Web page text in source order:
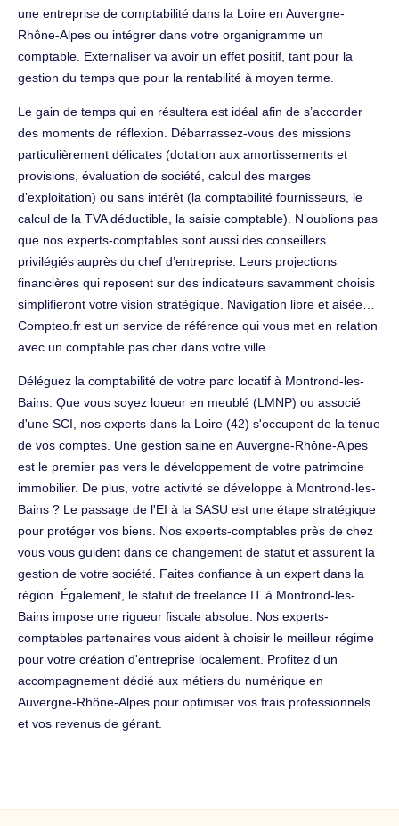
une entreprise de comptabilité dans la Loire en Auvergne-
Rhône-Alpes ou intégrer dans votre organigramme un
comptable. Externaliser va avoir un effet positif, tant pour la
gestion du temps que pour la rentabilité à moyen terme.
Le gain de temps qui en résultera est idéal afin de s’accorder
des moments de réflexion. Débarrassez-vous des missions
particulièrement délicates (dotation aux amortissements et
provisions, évaluation de société, calcul des marges
d’exploitation) ou sans intérêt (la comptabilité fournisseurs, le
calcul de la TVA déductible, la saisie comptable). N’oublions pas
que nos experts-comptables sont aussi des conseillers
privilégiés auprès du chef d’entreprise. Leurs projections
financières qui reposent sur des indicateurs savamment choisis
simplifieront votre vision stratégique. Navigation libre et aisée…
Compteo.fr est un service de référence qui vous met en relation
avec un comptable pas cher dans votre ville.
Déléguez la comptabilité de votre parc locatif à Montrond-les-
Bains. Que vous soyez loueur en meublé (LMNP) ou associé
d'une SCI, nos experts dans la Loire (42) s'occupent de la tenue
de vos comptes. Une gestion saine en Auvergne-Rhône-Alpes
est le premier pas vers le développement de votre patrimoine
immobilier. De plus, votre activité se développe à Montrond-les-
Bains ? Le passage de l'EI à la SASU est une étape stratégique
pour protéger vos biens. Nos experts-comptables près de chez
vous vous guident dans ce changement de statut et assurent la
gestion de votre société. Faites confiance à un expert dans la
région. Également, le statut de freelance IT à Montrond-les-
Bains impose une rigueur fiscale absolue. Nos experts-
comptables partenaires vous aident à choisir le meilleur régime
pour votre création d'entreprise localement. Profitez d'un
accompagnement dédié aux métiers du numérique en
Auvergne-Rhône-Alpes pour optimiser vos frais professionnels
et vos revenus de gérant.